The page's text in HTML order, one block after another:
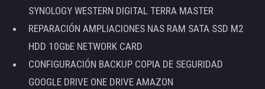
SYNOLOGY WESTERN DIGITAL TERRA MASTER
REPARACIÓN AMPLIACIONES NAS RAM SATA SSD M2
HDD 10GbE NETWORK CARD
CONFIGURACIÓN BACKUP COPIA DE SEGURIDAD
GOOGLE DRIVE ONE DRIVE AMAZON